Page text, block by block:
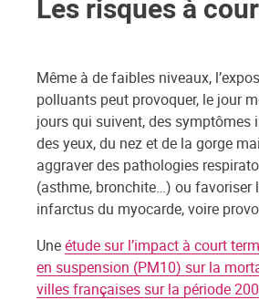
Les risques à
Même à de faibles niveaux,
polluants peut provoquer, le jour
jours qui suivent, des symptômes
des yeux, du nez et de la gorge
aggraver des pathologies
(asthme, bronchite…) ou favoriser
infarctus du myocarde, voire
Uneétude sur l’impact à court
en suspension (PM10) sur la
villes françaises sur la période